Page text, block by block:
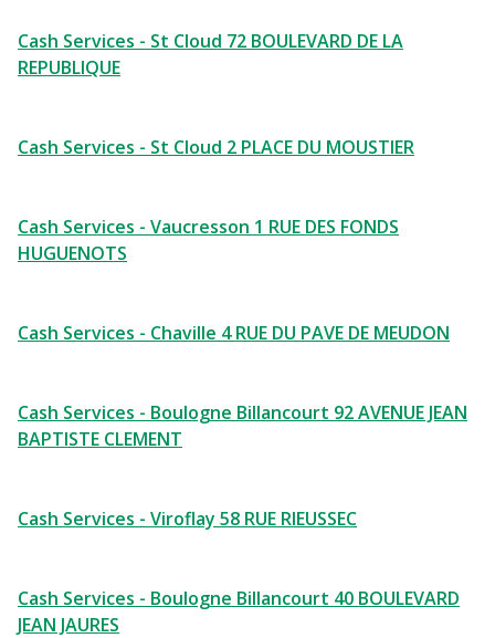
Cash Services - St Cloud 72 BOULEVARD DE LA
REPUBLIQUE
Cash Services - St Cloud 2 PLACE DU MOUSTIER
Cash Services - Vaucresson 1 RUE DES FONDS
HUGUENOTS
Cash Services - Chaville 4 RUE DU PAVE DE MEUDON
Cash Services - Boulogne Billancourt 92 AVENUE JEAN
BAPTISTE CLEMENT
Cash Services - Viroflay 58 RUE RIEUSSEC
Cash Services - Boulogne Billancourt 40 BOULEVARD
JEAN JAURES